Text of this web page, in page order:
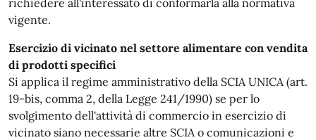
richiedere all'interessato di conformarla alla normativa
vigente.
Esercizio di vicinato nel settore alimentare con vendita
di prodotti specifici
Si applica il regime amministrativo della SCIA UNICA (art.
19-bis, comma 2, della Legge 241/1990) se per lo
svolgimento dell'attività di commercio in esercizio di
vicinato siano necessarie altre SCIA o comunicazioni e